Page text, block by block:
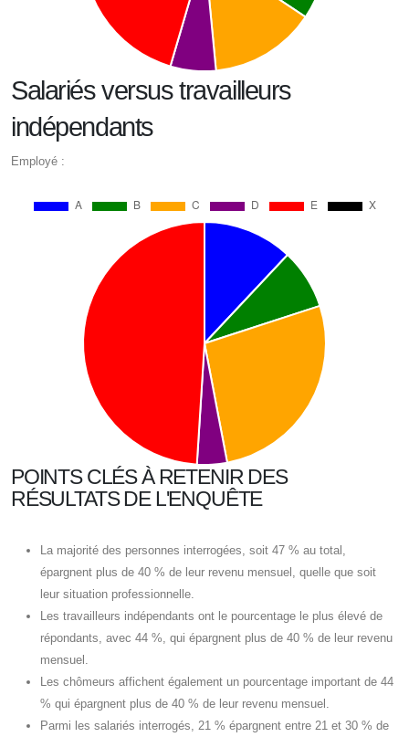
Salariés versus travailleurs
indépendants
Employé :
POINTS CLÉS À RETENIR DES
RÉSULTATS DE L'ENQUÊTE
La majorité des personnes interrogées, soit 47 % au total,
épargnent plus de 40 % de leur revenu mensuel, quelle que soit
leur situation professionnelle.
Les travailleurs indépendants ont le pourcentage le plus élevé de
répondants, avec 44 %, qui épargnent plus de 40 % de leur revenu
mensuel.
Les chômeurs affichent également un pourcentage important de 44
% qui épargnent plus de 40 % de leur revenu mensuel.
Parmi les salariés interrogés, 21 % épargnent entre 21 et 30 % de